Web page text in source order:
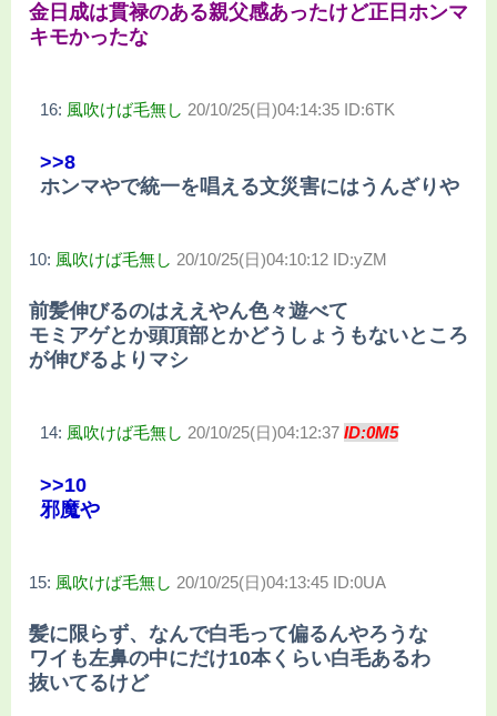
金日成は貫禄のある親父感あったけど正日ホンマ
キモかったな
16: 風吹けば毛無し 20/10/25(日)04:14:35 ID:6TK
>>8
ホンマやで統一を唱える文災害にはうんざりや
10: 風吹けば毛無し 20/10/25(日)04:10:12 ID:yZM
前髪伸びるのはええやん色々遊べて
モミアゲとか頭頂部とかどうしょうもないところ
が伸びるよりマシ
14: 風吹けば毛無し 20/10/25(日)04:12:37 ID:0M5
>>10
邪魔や
15: 風吹けば毛無し 20/10/25(日)04:13:45 ID:0UA
髪に限らず、なんで白毛って偏るんやろうな
ワイも左鼻の中にだけ10本くらい白毛あるわ
抜いてるけど